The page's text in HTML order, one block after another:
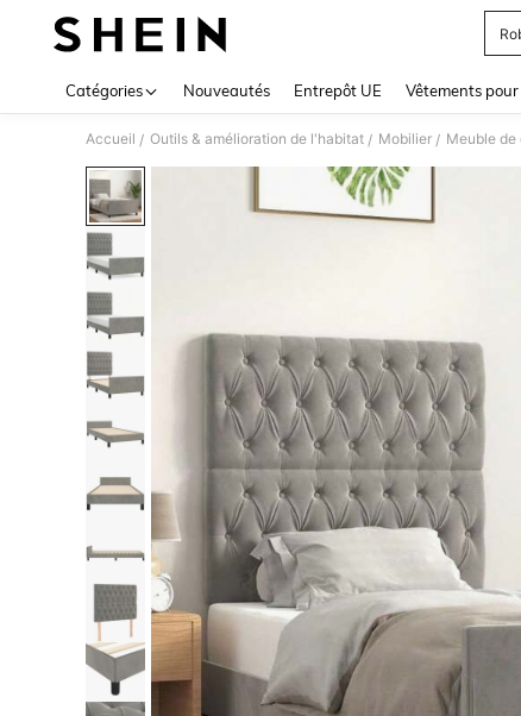
Catégories Nouveautés Entrepôt UE Vêtements pour
Accueil / Outils & amélioration de l'habitat / Mobilier / Meuble de